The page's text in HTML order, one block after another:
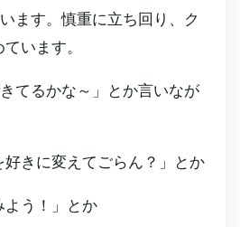
ます。慎重に立ち回り、ク
います。
てるかな～」とか言いなが
好きに変えてごらん？」とか
よう！」とか